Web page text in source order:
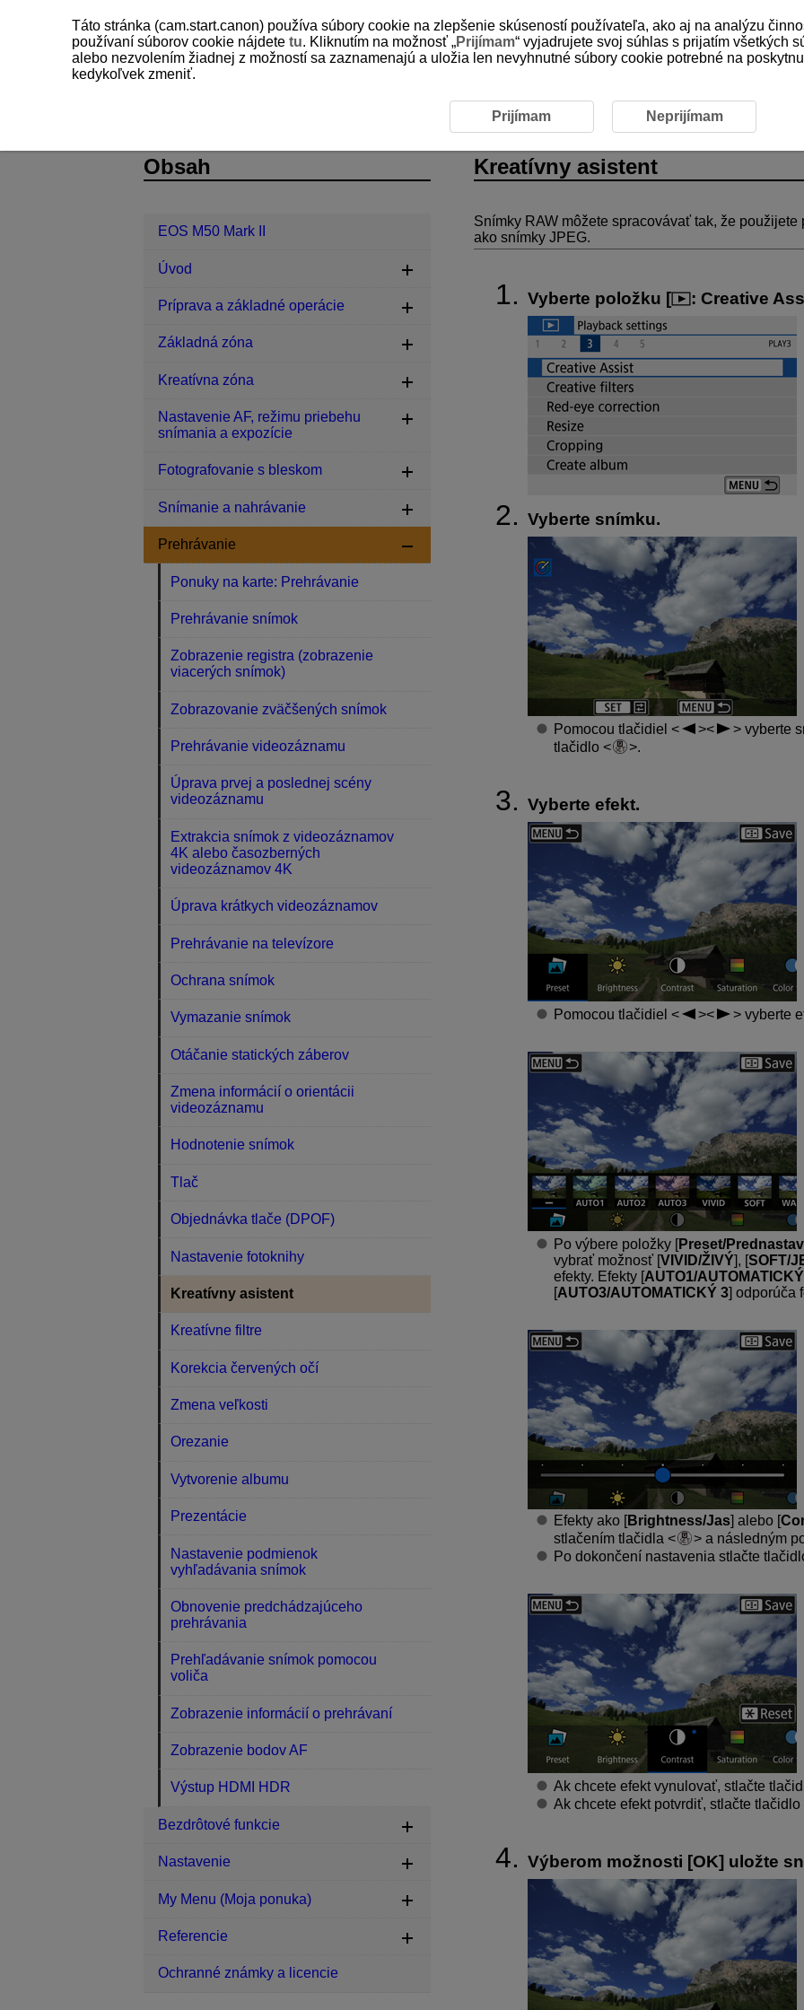
Kreatívny asistent
Snímky RAW môžete spracovávať tak, že
ako snímky JPEG.
Vyberte položku [ : Creative
Vyberte snímku.
Pomocou tlačidiel
vyberte
tlačidlo
.
Vyberte efekt.
Pomocou tlačidiel vyberte
Po výbere položky [Preset/
vybrať možnosť [VIVID/ŽIVÝ], [SOFT/
efekty. Efekty [AUTO1/
[AUTO3/AUTOMATICKÝ 3] odporúča
Efekty ako [Brightness/Jas] alebo [
stlačením tlačidla
a následným
Po dokončení nastavenia stlačte
Ak chcete efekt vynulovať, stlačte
Ak chcete efekt potvrdiť, stlačte tlačidlo
Výberom možnosti [OK] uložte
Obsah
EOS M50 Mark II
Úvod
Príprava a základné operácie
Základná zóna
Kreatívna zóna
Nastavenie AF, režimu priebehu
snímania a expozície
Fotografovanie s bleskom
Snímanie a nahrávanie
Prehrávanie
Ponuky na karte: Prehrávanie
Prehrávanie snímok
Zobrazenie registra (zobrazenie
viacerých snímok)
Zobrazovanie zväčšených snímok
Prehrávanie videozáznamu
Úprava prvej a poslednej scény
videozáznamu
Extrakcia snímok z videozáznamov
4K alebo časozberných
videozáznamov 4K
Úprava krátkych videozáznamov
Prehrávanie na televízore
Ochrana snímok
Vymazanie snímok
Otáčanie statických záberov
Zmena informácií o orientácii
videozáznamu
Hodnotenie snímok
Tlač
Objednávka tlače (DPOF)
Nastavenie fotoknihy
Kreatívny asistent
Kreatívne filtre
Korekcia červených očí
Zmena veľkosti
Orezanie
Vytvorenie albumu
Prezentácie
Nastavenie podmienok
vyhľadávania snímok
Obnovenie predchádzajúceho
prehrávania
Prehľadávanie snímok pomocou
voliča
Zobrazenie informácií o prehrávaní
Zobrazenie bodov AF
Výstup HDMI HDR
Bezdrôtové funkcie
Nastavenie
My Menu (Moja ponuka)
Referencie
Ochranné známky a licencie
Táto stránka (cam.start.canon) používa súbory cookie na zlepšenie skúseností používateľa, ako aj na analýzu
používaní súborov cookie nájdete tu. Kliknutím na možnosť „Prijímam“ vyjadrujete svoj súhlas s prijatím všetkých
alebo nezvolením žiadnej z možností sa zaznamenajú a uložia len nevyhnutné súbory cookie potrebné na
kedykoľvek zmeniť.
Prijímam Neprijímam